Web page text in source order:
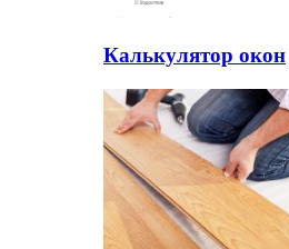
Калькулятор окон